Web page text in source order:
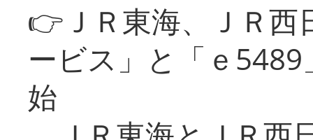
👉ＪＲ東海、ＪＲ
ービス」と「ｅ
始